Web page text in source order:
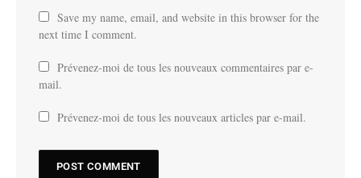
Save my name, email, and website in this browser for the
next time I comment.
Prévenez-moi de tous les nouveaux commentaires par e-
mail.
Prévenez-moi de tous les nouveaux articles par e-mail.